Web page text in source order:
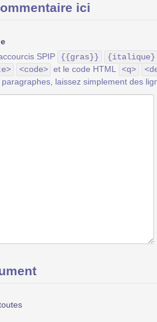
ici
SPIP
{{gras}} {italique}
<code> et le code HTML <q>
paragraphes, laissez simplement des